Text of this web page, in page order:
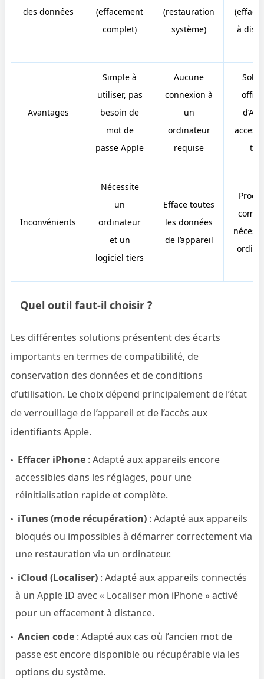
des données
(effacement
complet)
(restauration
système)
à
Avantages
Simple à
utiliser, pas
besoin de
mot de
passe Apple
Aucune
connexion à
un
ordinateur
requise
Inconvénients
Nécessite
un
ordinateur
et un
logiciel tiers
Efface toutes
les données
de l’appareil
Quel outil faut-il choisir ?
Les différentes solutions présentent des écarts
importants en termes de compatibilité, de
conservation des données et de conditions
d’utilisation. Le choix dépend principalement de l’état
de verrouillage de l’appareil et de l’accès aux
identifiants Apple.
Effacer iPhone : Adapté aux appareils encore
accessibles dans les réglages, pour une
réinitialisation rapide et complète.
iTunes (mode récupération) : Adapté aux appareils
bloqués ou impossibles à démarrer correctement via
une restauration via un ordinateur.
iCloud (Localiser) : Adapté aux appareils connectés
à un Apple ID avec « Localiser mon iPhone » activé
pour un effacement à distance.
Ancien code : Adapté aux cas où l’ancien mot de
passe est encore disponible ou récupérable via les
options du système.